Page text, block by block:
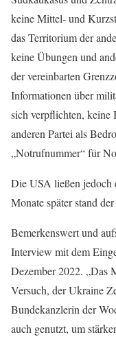
keine Mittel- und
das Territorium der
keine Übungen und
der vereinbarten
Informationen über
sich verpflichten, keine
anderen Partei als
„Notrufnummer“ für
Die USA ließen jedoch
Monate später stand
Bemerkenswert und
Interview mit dem
Dezember 2022. „Das
Versuch, der Ukraine
Bundekanzlerin der
auch genutzt, um